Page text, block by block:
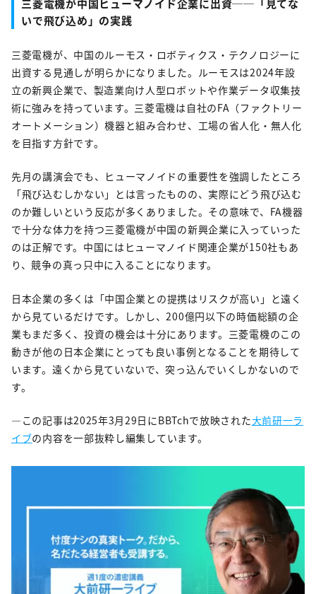
三菱電機が中国ヒューマノイド企業に出資──「見てな
いで飛び込め」の実践
三菱電機が、中国のルーモス・ロボティクス・テクノロジーに
出資する見通しが明らかになりました。ルーモスは2024年設
立の新興企業で、製造業向け人型ロボットや作業データ収集技
術に強みを持っています。三菱電機は自社のFA（ファクトリー
オートメーション）機器と組み合わせ、工場の省人化・無人化
を目指す方針です。
先月の講演会でも、ヒューマノイドの重要性を強調したところ
「飛び込むしかない」とは言ったものの、実際にどう飛び込む
のか難しいという反応が多くありました。その意味で、FA機器
で十分な体力を持つ三菱電機が中国の新興企業に入っていった
のは正解です。中国にはヒューマノイド関連企業が150社もあ
り、競争の真っ只中に入ることになります。
日本企業の多くは「中国企業との提携はリスクが高い 」と遠く
から見ているだけです。しかし、200億円以下の時価総額の企
業もまだ多く、投資の機会は十分にあります。三菱電機のこの
動きが他の日本企業にとっても良い事例となることを期待して
います。遠くから見ていないで、突っ込んでいくしかないので
す。
—この記事は2025年3月29日にBBTchで放映された大前研一ラ
イブの内容を一部抜粋し編集しています。